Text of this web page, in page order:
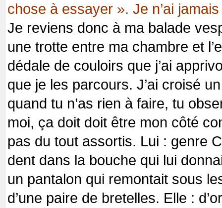
chose à essayer ». Je n’ai
Je reviens donc à ma balade
une trotte entre ma chambre et
dédale de couloirs que j’ai
que je les parcours. J’ai croisé
quand tu n’as rien à faire, tu
moi, ça doit doit être mon côté
pas du tout assortis. Lui : genre
dent dans la bouche qui lui
un pantalon qui remontait sous
d’une paire de bretelles. Elle :